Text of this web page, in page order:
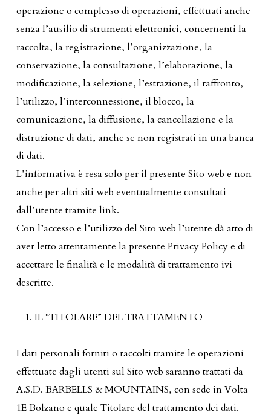
operazione o complesso di operazioni, effettuati anche
senza l’ausilio di strumenti elettronici, concernenti la
raccolta, la registrazione, l’organizzazione, la
conservazione, la consultazione, l’elaborazione, la
modificazione, la selezione, l’estrazione, il raffronto,
l’utilizzo, l’interconnessione, il blocco, la
comunicazione, la diffusione, la cancellazione e la
distruzione di dati, anche se non registrati in una banca
di dati.
L’informativa è resa solo per il presente Sito web e non
anche per altri siti web eventualmente consultati
dall’utente tramite link.
Con l’accesso e l’utilizzo del Sito web l’utente dà atto di
aver letto attentamente la presente Privacy Policy e di
accettare le finalità e le modalità di trattamento ivi
descritte.
IL “TITOLARE” DEL TRATTAMENTO
I dati personali forniti o raccolti tramite le operazioni
effettuate dagli utenti sul Sito web saranno trattati da
A.S.D. BARBELLS & MOUNTAINS, con sede in Volta
1E Bolzano e quale Titolare del trattamento dei dati.